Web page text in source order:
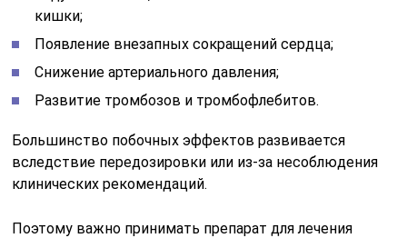
кишки;
Появление внезапных сокращений сердца;
Снижение артериального давления;
Развитие тромбозов и тромбофлебитов.
Большинство побочных эффектов развивается
вследствие передозировки или из-за несоблюдения
клинических рекомендаций.
Поэтому важно принимать препарат для лечения